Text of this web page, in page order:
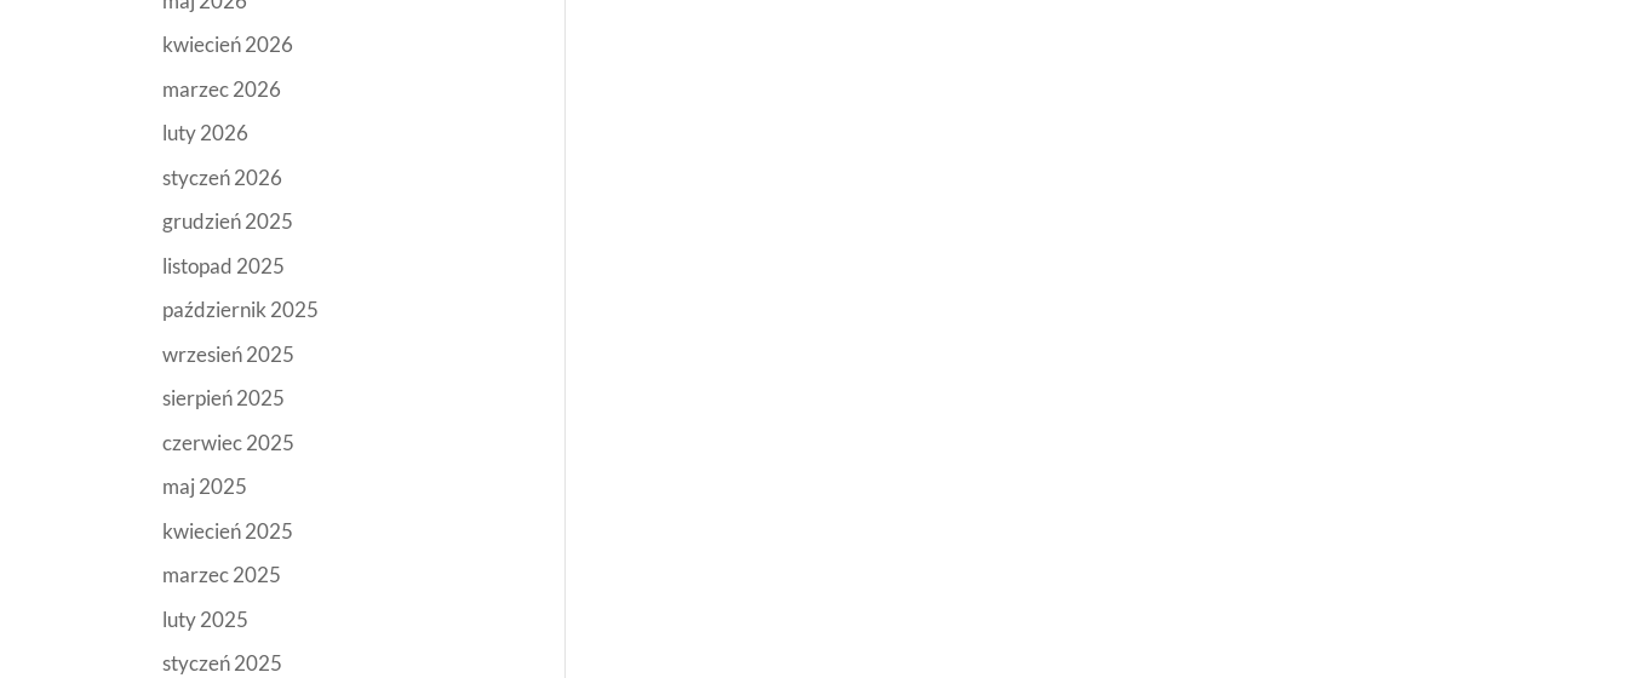
kwiecień 2026
marzec 2026
luty 2026
styczeń 2026
grudzień 2025
listopad 2025
październik 2025
wrzesień 2025
sierpień 2025
czerwiec 2025
maj 2025
kwiecień 2025
marzec 2025
luty 2025
styczeń 2025